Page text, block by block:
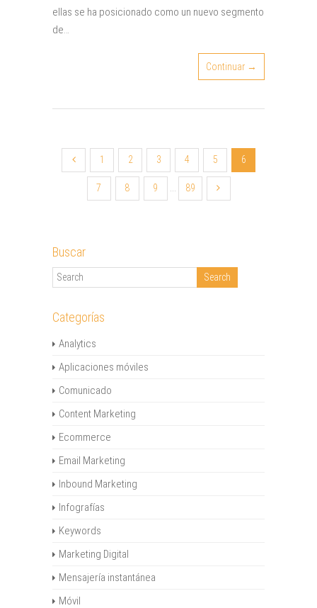
ellas se ha posicionado como un nuevo segmento
de…
Continuar →
1 2 3 4 5 6
7 8 9 89
Buscar
Categorías
Analytics
Aplicaciones móviles
Comunicado
Content Marketing
Ecommerce
Email Marketing
Inbound Marketing
Infografías
Keywords
Marketing Digital
Mensajería instantánea
Móvil